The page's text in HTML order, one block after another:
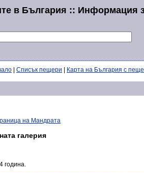
в България :: Информация
Списък пещери Карта на България с
на Мандрата
галерия
година.